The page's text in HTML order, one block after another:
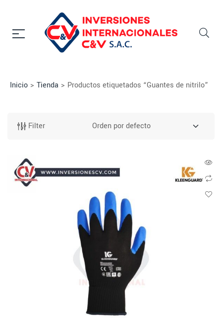
Inicio > Tienda > Productos etiquetados “Guantes de nitrilo”
Filter